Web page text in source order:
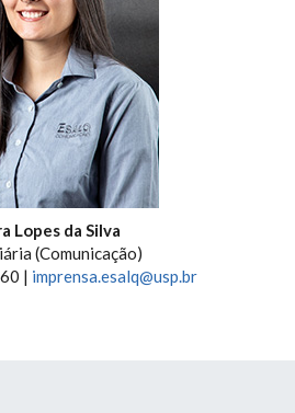
Lopes da Silva
(Comunicação)
| imprensa.esalq@usp.br